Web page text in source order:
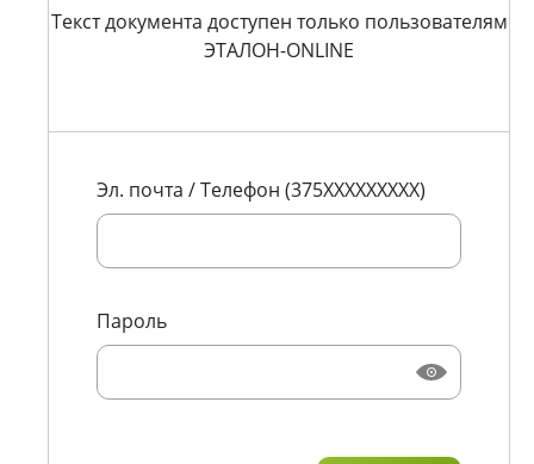
Текст документа доступен только пользователям
ЭТАЛОН-ONLINE
Эл. почта / Телефон (375XXXXXXXXX)
Пароль